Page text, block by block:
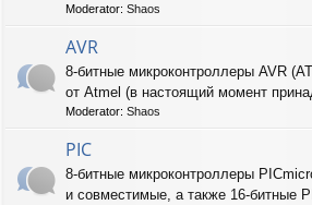
Moderator: Shaos
AVR
8-битные микроконтроллеры AVR
от Atmel (в настоящий момент
Moderator: Shaos
PIC
8-битные микроконтроллеры
и совместимые, а также 16-битные